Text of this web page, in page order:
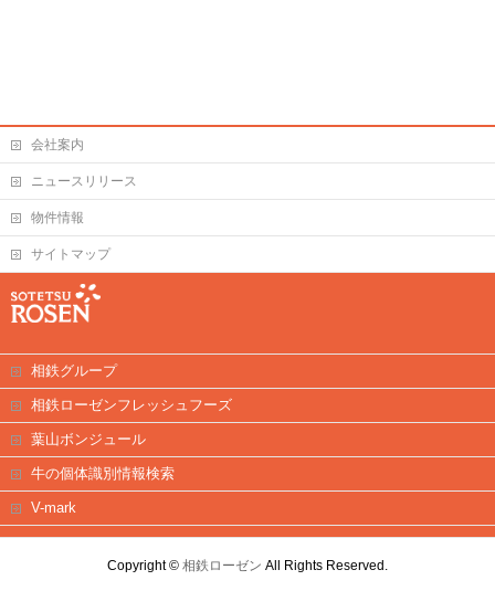
会社案内
ニュースリリース
物件情報
サイトマップ
相鉄グループ
相鉄ローゼンフレッシュフーズ
葉山ボンジュール
牛の個体識別情報検索
V-mark
Copyright © 相鉄ローゼン All Rights Reserved.